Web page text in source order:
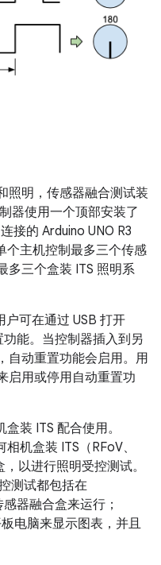
照明，传感器融合测试装
器使用一个顶部安装了
接的 Arduino UNO R3
个主机控制最多三个传感
多三个盒装 ITS 照明系
户可在通过 USB 打开
能。当控制器插入到另
自动重置功能会启用。用
启用或停用自动重置功
装 ITS 配合使用。
机盒装 ITS（RFoV、
以进行照明受控测试。
测试都包括在
器融合盒来运行；
电脑来显示图表，并且